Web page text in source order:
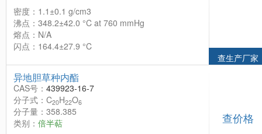
密度：1.1±0.1 g/cm3
沸点：348.2±42.0 °C at 760 mmHg
熔点：N/A
闪点：164.4±27.9 °C
查生产厂家
异地胆草种内酯
CAS号： 439923-16-7
分子式：C20H22O6
分子量：358.385
类别： 倍半萜
查价格